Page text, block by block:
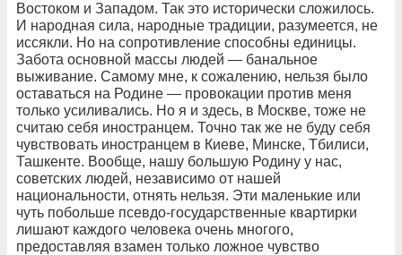
Востоком и Западом. Так это исторически сложилось.
И народная сила, народные традиции, разумеется, не
иссякли. Но на сопротивление способны единицы.
Забота основной массы людей — банальное
выживание. Самому мне, к сожалению, нельзя было
оставаться на Родине — провокации против меня
только усиливались. Но я и здесь, в Москве, тоже не
считаю себя иностранцем. Точно так же не буду себя
чувствовать иностранцем в Киеве, Минске, Тбилиси,
Ташкенте. Вообще, нашу большую Родину у нас,
советских людей, независимо от нашей
национальности, отнять нельзя. Эти маленькие или
чуть побольше псевдо-государственные квартирки
лишают каждого человека очень многого,
предоставляя взамен только ложное чувство